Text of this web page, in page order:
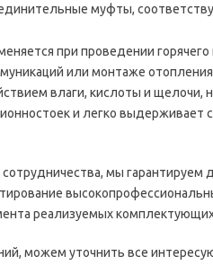
муфты,
при проведении
или монтаже
влаги, кислоты и щелочи,
и легко выдерживает
мы гарантируем
реализуемых
можем уточнить все